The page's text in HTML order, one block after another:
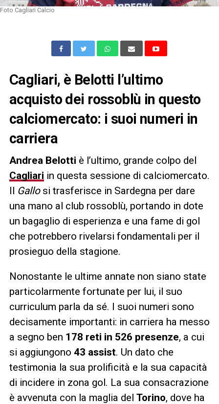
Foto Cagliari Calcio
Cagliari, è Belotti l’ultimo
acquisto dei rossoblù in questo
calciomercato: i suoi numeri in
carriera
Andrea Belotti è l’ultimo, grande colpo del
Cagliari in questa sessione di calciomercato.
Il Gallosi trasferisce in Sardegna per dare
una mano al club rossoblù, portando in dote
un bagaglio di esperienza e una fame di gol
che potrebbero rivelarsi fondamentali per il
prosieguo della stagione.
Nonostante le ultime annate non siano state
particolarmente fortunate per lui, il suo
curriculum parla da sé. I suoi numeri sono
decisamente importanti: in carriera ha messo
a segno ben 178 reti in 526 presenze, a cui
si aggiungono 43 assist. Un dato che
testimonia la sua prolificità e la sua capacità
di incidere in zona gol. La sua consacrazione
è avvenuta con la maglia del Torino, dove ha